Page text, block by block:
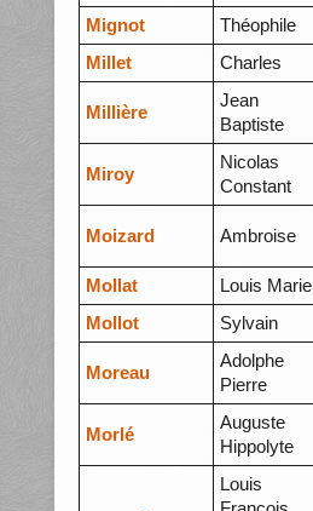
Mignot Théophile
Millet
Charles
Millière
Jean
Baptiste
Miroy
Nicolas
Constant
Moizard Ambroise
Mollat Louis Marie
Mollot
Sylvain
Moreau
Adolphe
Pierre
Morlé
Auguste
Hippolyte
Louis